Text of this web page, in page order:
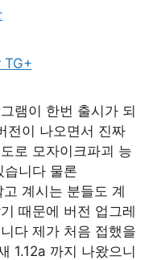
램이 한번 출시가 되
전이 나오면서 진짜
로 모자이크파괴 능
습니다 물론
계시는 분들도 계
때문에 버전 업그레
다 제가 처음 접했을
1.12a 까지 나왔으니